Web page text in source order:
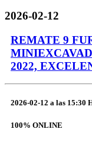
2026-02-12
REMATE 9
2022,
2026-02-12 a las 15:30
100% ONLINE